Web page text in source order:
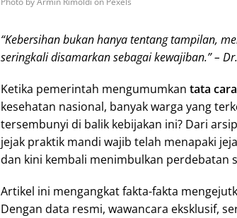
“Kebersihan bukan hanya tentang tampilan,
seringkali disamarkan sebagai kewajiban.” –
Ketika pemerintah mengumumkan tata
kesehatan nasional, banyak warga yang
tersembunyi di balik kebijakan ini? Dari
jejak praktik mandi wajib telah menapaki
dan kini kembali menimbulkan perdebatan
Artikel ini mengangkat fakta-fakta
Dengan data resmi, wawancara eksklusif,